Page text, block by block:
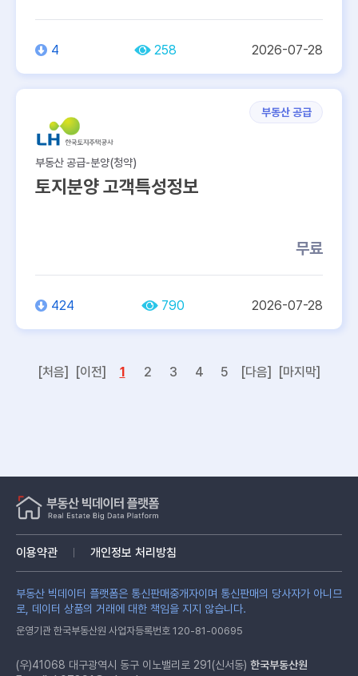
4 258 2026-07-28
부동산 공급
부동산 공급-분양(청약)
토지분양 고객특성정보
무료
424 790 2026-07-28
[처음] [이전] 1 2 3 4 5 [다음] [마지막]
이용약관 개인정보 처리방침
부동산 빅데이터 플랫폼은 통신판매중개자이며 통신판매의 당사자가 아니므
로, 데이터 상품의 거래에 대한 책임을 지지 않습니다.
운영기관 한국부동산원 사업자등록번호 120-81-00695
(우)41068 대구광역시 동구 이노밸리로 291(신서동) 한국부동산원